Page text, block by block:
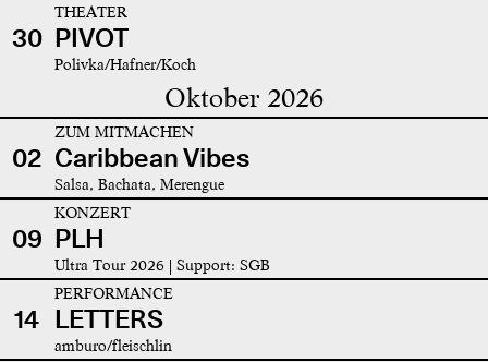
30
THEATER
PIVOT
Polivka/Hafner/Koch
Oktober 2026
02
ZUM MITMACHEN
Caribbean Vibes
Salsa, Bachata, Merengue
09
KONZERT
PLH
Ultra Tour 2026 | Support: SGB
14
PERFORMANCE
LETTERS
amburo/fleischlin